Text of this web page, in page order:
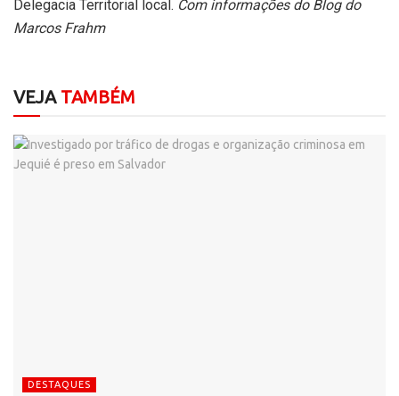
Delegacia Territorial local. Com informações do Blog do
Marcos Frahm
VEJATAMBÉM
DESTAQUES